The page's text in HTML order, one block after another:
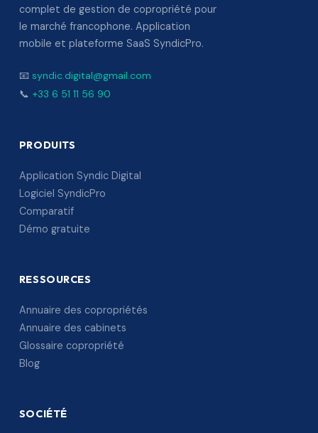
complet de gestion de copropriété pour
le marché francophone. Application
mobile et plateforme SaaS SyndicPro.
📧 syndic.digital@gmail.com
📞 +33 6 51 11 56 90
PRODUITS
Application Syndic Digital
Logiciel SyndicPro
Comparatif
Démo gratuite
RESSOURCES
Annuaire des copropriétés
Annuaire des cabinets
Glossaire copropriété
Blog
SOCIÉTÉ